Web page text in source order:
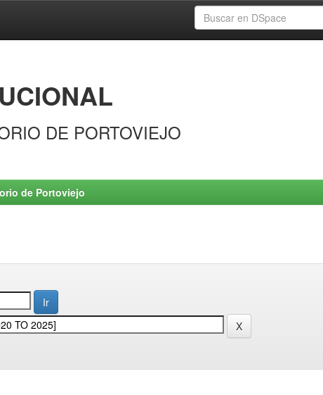
DE PORTOVIEJO
de Portoviejo